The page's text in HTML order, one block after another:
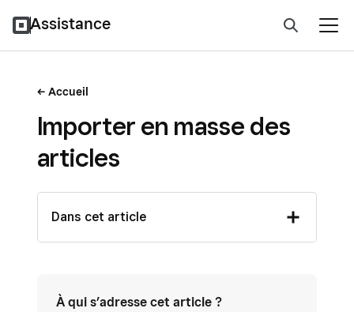
Assistance
Accueil
Importer en masse des
articles
Dans cet article
À qui s’adresse cet article ?